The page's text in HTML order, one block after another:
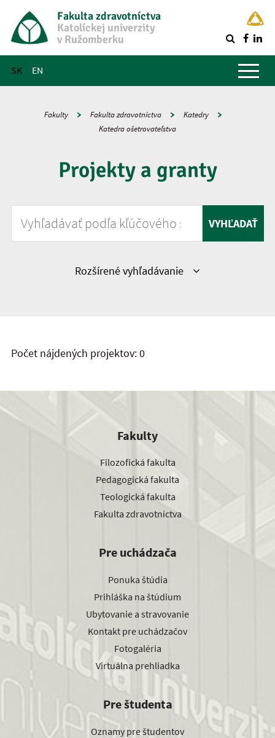
Fakulta zdravotníctva
Katolíckej univerzity
v Ružomberku
SK EN
Hlavné menu
Fakulty Fakulta zdravotníctva
Katedry
Katedra ošetrovateľstva
Projekty a granty
Vyhľadávať podľa kľúčového slova
VYHĽADAŤ
Zobraziť
Rozšírené vyhľadávanie
Počet nájdených projektov: 0
Fakulty
Filozofická fakulta
Pedagogická fakulta
Teologická fakulta
Fakulta zdravotníctva
Pre uchádzača
Ponuka štúdia
Prihláška na štúdium
Ubytovanie a stravovanie
Kontakt pre uchádzačov
Fotogaléria
Virtuálna prehliadka
Pre študenta
Oznamy pre študentov